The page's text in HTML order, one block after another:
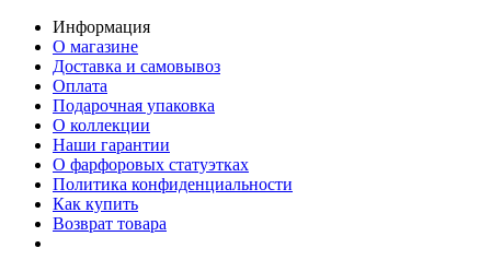
Информация
О магазине
Доставка и самовывоз
Оплата
Подарочная упаковка
О коллекции
Наши гарантии
О фарфоровых статуэтках
Политика конфиденциальности
Как купить
Возврат товара